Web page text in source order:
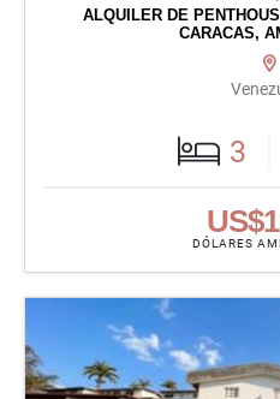
ALQUILER DE
CARACAS,
3
DÓLARES